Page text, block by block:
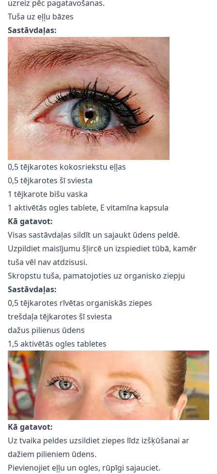
uzreiz pēc pagatavošanas.
Tuša uz eļļu bāzes
Sastāvdaļas:
0,5 tējkarotes kokosriekstu eļļas
0,5 tējkarotes šī sviesta
1 tējkarote bišu vaska
1 aktivētās ogles tablete, E vitamīna kapsula
Kā gatavot:
Visas sastāvdaļas sildīt un sajaukt ūdens peldē.
Uzpildiet maisījumu šļircē un izspiediet tūbā, kamēr
tuša vēl nav atdzisusi.
Skropstu tuša, pamatojoties uz organisko ziepju
Sastāvdaļas:
0,5 tējkarotes rīvētas organiskās ziepes
trešdaļa tējkarotes šī sviesta
dažus pilienus ūdens
1,5 aktivētās ogles tabletes
Kā gatavot:
Uz tvaika peldes uzsildiet ziepes līdz izšķūšanai ar
dažiem pilieniem ūdens.
Pievienojiet eļļu un ogles, rūpīgi sajauciet.